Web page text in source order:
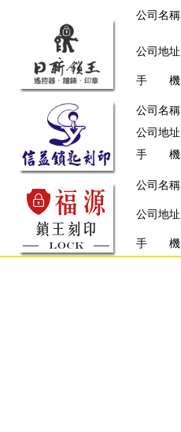
公司名
公司地
手 機
公司名
公司地
手 機
公司名
公司地
手 機